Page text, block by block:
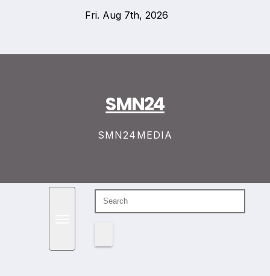
Fri. Aug 7th, 2026
SMN24
SMN24MEDIA